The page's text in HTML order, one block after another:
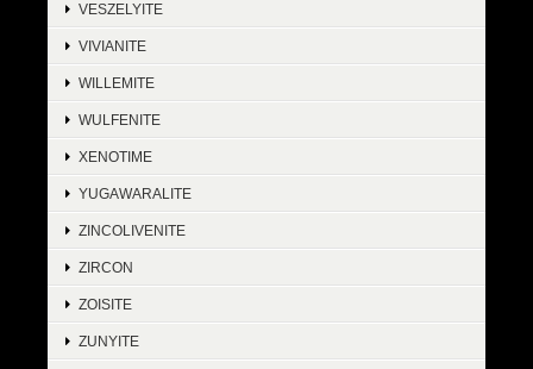
VESZELYITE
VIVIANITE
WILLEMITE
WULFENITE
XENOTIME
YUGAWARALITE
ZINCOLIVENITE
ZIRCON
ZOISITE
ZUNYITE